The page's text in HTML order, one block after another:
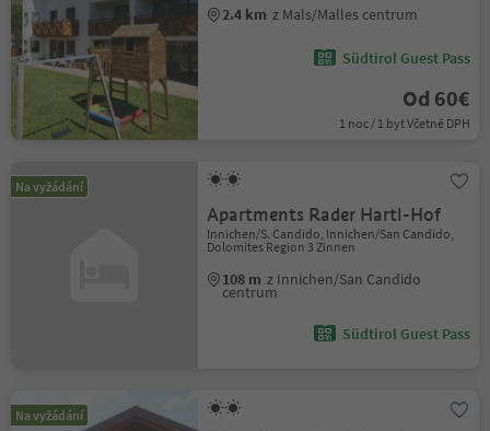
2.4 km z Mals/Malles centrum
Südtirol Guest Pass
Od 60€
1 noc / 1 byt Včetně DPH
Na vyžádání
Apartments Rader Hartl-Hof
Innichen/S. Candido, Innichen/San Candido,
Dolomites Region 3 Zinnen
108 m z Innichen/San Candido
centrum
Südtirol Guest Pass
Na vyžádání